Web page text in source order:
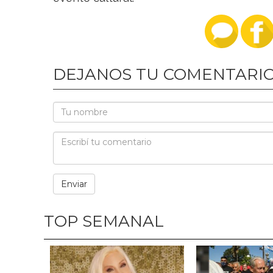
DEJANOS TU
TOP SEMANAL